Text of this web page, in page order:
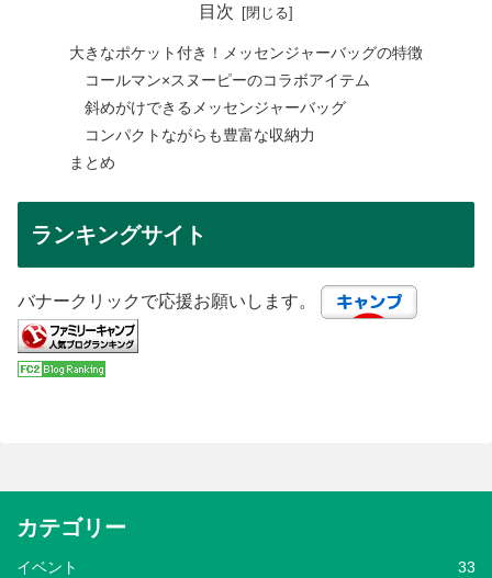
目次
大きなポケット付き！メッセンジャーバッグの特徴
コールマン×スヌーピーのコラボアイテム
斜めがけできるメッセンジャーバッグ
コンパクトながらも豊富な収納力
まとめ
ランキングサイト
バナークリックで応援お願いします。
カテゴリー
イベント 33